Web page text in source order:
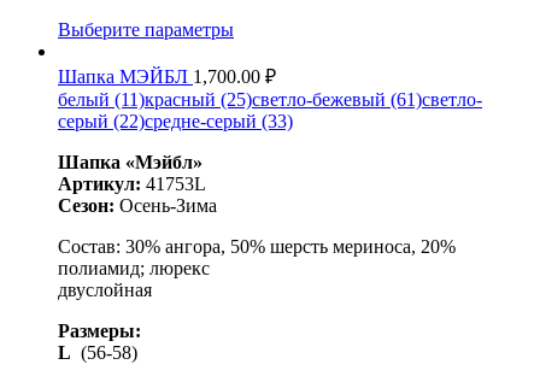
Выберите параметры
Шапка МЭЙБЛ 1,700.00 ₽
белый (11)красный (25)светло-бежевый (61)светло-
серый (22)средне-серый (33)
Шапка «Мэйбл»
Артикул: 41753L
Сезон: Осень-Зима
Состав: 30% ангора, 50% шерсть мериноса, 20%
полиамид; люрекс
двуслойная
Размеры:
L (56-58)